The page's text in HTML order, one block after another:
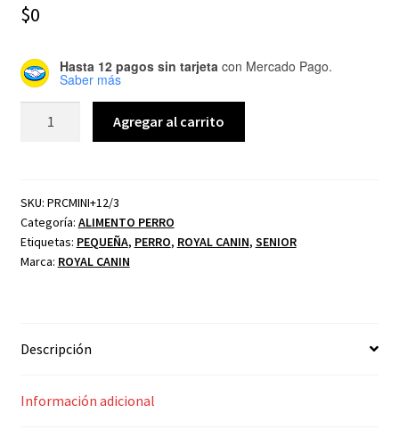
$0
Hasta 12 pagos sin tarjetacon Mercado Pago.
Saber más
Agregar al carrito
SKU: PRCMINI+12/3
Categoría: ALIMENTO PERRO
Etiquetas: PEQUEÑA, PERRO, ROYAL CANIN, SENIOR
Marca: ROYAL CANIN
Descripción
Información adicional